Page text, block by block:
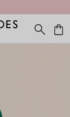
Travelstoff Hosen